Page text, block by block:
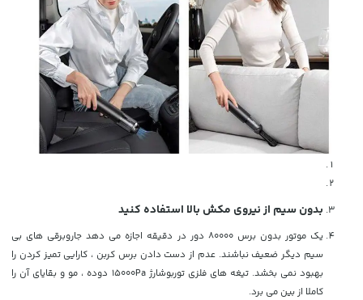
بدون سیم از نیروی مکش بالا استفاده کنید
یک موتور بدون برس 80000 دور در دقیقه اجازه می دهد جاروبرقی های بی
سیم دیگر ضعیف نباشند. عدم از دست دادن برس کربن ، کارایی تمیز کردن را
بهبود نمی بخشد. تیغه های فلزی توربوشارژ 15000Pa دوده ، مو و بقایای آن را
کاملا از بین می برد.